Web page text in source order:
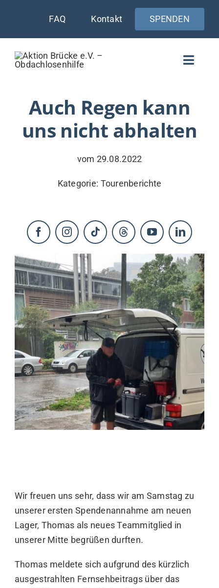
springen
FAQ Kontakt SPENDEN
Toggle
KONTAKT
Auch Regen kann
uns nicht abhalten
vom 29.08.2022
Kategorie: Tourenberichte
Wir freuen uns sehr, dass wir am Samstag zu
unserer ersten Spendenannahme am neuen
Lager, Thomas als neues Teammitglied in
unserer Mitte begrüßen durften.
Thomas meldete sich aufgrund des kürzlich
ausgestrahlten Fernsehbeitrags über das